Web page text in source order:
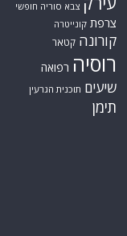
צבא סוריה חופשי
צרפת קונייטרה
קורונה קטאר
רוסיה רפואה
שיעים תוכנית הגרעין
תימן